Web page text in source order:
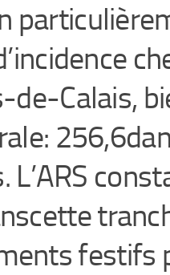
de-Calais,
L’ARS
festifs